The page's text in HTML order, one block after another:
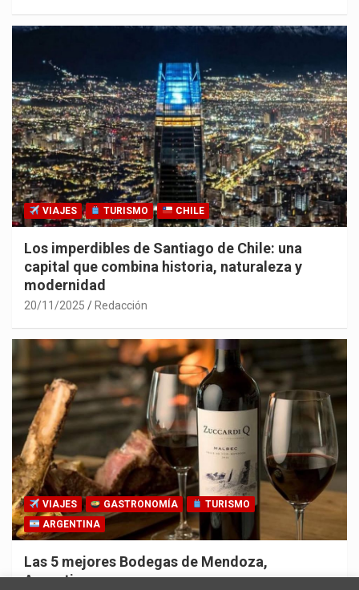
VIAJES TURISMO CHILE
Los imperdibles de Santiago de Chile: una
capital que combina historia, naturaleza y
modernidad
20/11/2025 Redacción
VIAJES GASTRONOMÍA
TURISMO
ARGENTINA
Las 5 mejores Bodegas de Mendoza,
Argentina